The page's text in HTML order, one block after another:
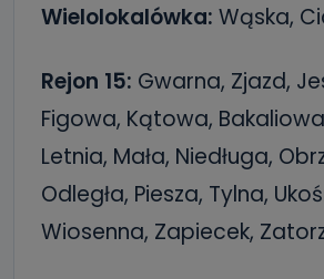
Wielolokalówka: Wąska,
Rejon 15: Gwarna, Zjazd,
Figowa, Kątowa,
Letnia, Mała, Niedługa,
Odległa, Piesza, Tylna,
Wiosenna, Zapiecek,